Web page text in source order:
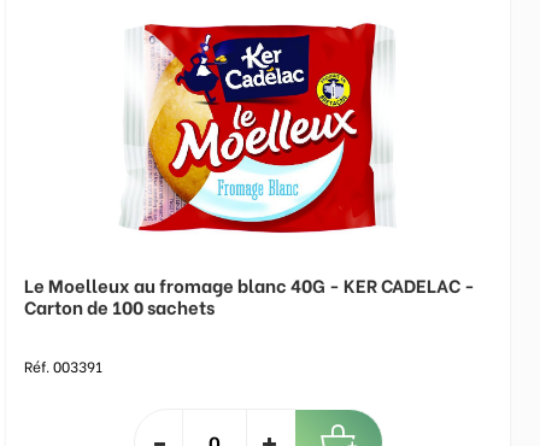
Le Moelleux au fromage blanc 40G - KER CADELAC -
Carton de 100 sachets
Réf. 003391